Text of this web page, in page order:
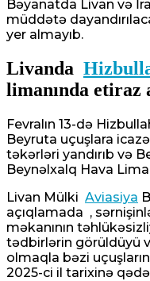
Bəyanatda Livan və
müddətə
yer almayıb.
Livanda
limanında etiraz
Fevralın 13-də
Beyruta uçuşlara
təkərləri yandırıb və
Beynəlxalq Hava
Livan Mülki Aviasiya
açıqlamada ,
məkanının
tədbirlərin görüldüyü
olmaqla bəzi
2025-ci il tarixinə